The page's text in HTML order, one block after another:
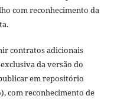
com reconhecimento da
contratos adicionais
da versão do
em repositório
com reconhecimento de